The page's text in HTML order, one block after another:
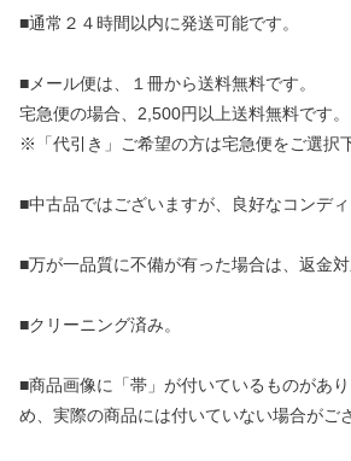
■通常２４時間以内に発送可能です。
■メール便は、１冊から送料無料です。
宅急便の場合、2,500円以上送料無料です。
※「代引き」ご希望の方は宅急便をご選択
■中古品ではございますが、良好なコンディ
■万が一品質に不備が有った場合は、返金対
■クリーニング済み。
■商品画像に「帯」が付いているものがあ
め、実際の商品には付いていない場合がご